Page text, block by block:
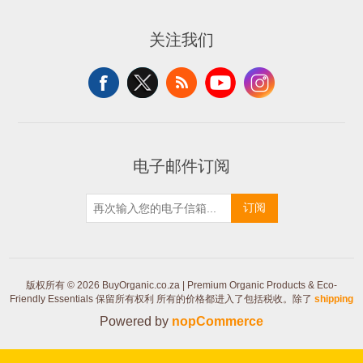
关注我们
电子邮件订阅
订阅
版权所有 © 2026 BuyOrganic.co.za | Premium Organic Products & Eco-
Friendly Essentials 保留所有权利 所有的价格都进入了包括税收。除了 shipping
Powered by nopCommerce